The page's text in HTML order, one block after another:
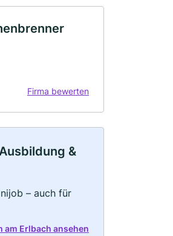
Firma bewerten
&
– auch für
am Erlbach ansehen